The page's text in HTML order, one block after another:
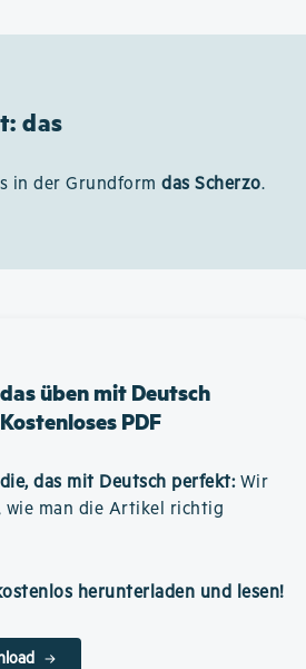
das
in der Grundformdas Scherzo.
üben mit Deutsch
PDF
das mit Deutsch perfekt: Wir
wie man die Artikel richtig
herunterladen und lesen!